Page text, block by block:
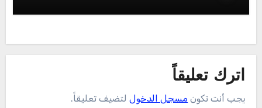
اترك تعليقاً
يجب أنت تكون مسجل الدخوللتضيف تعليقاً.